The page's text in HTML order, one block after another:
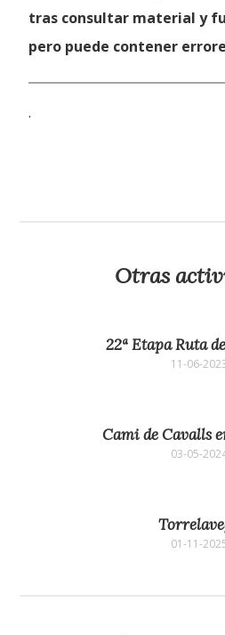
tras consultar material y
pero puede contener
.
Otras
22ª Etapa Ruta
11-06-
Cami de Cavalls
03-05-
01-11-